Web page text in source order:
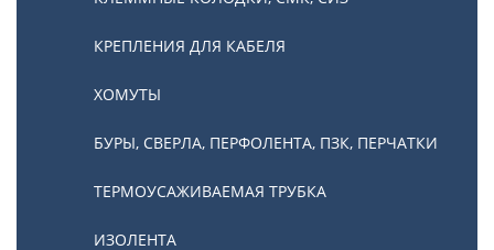
КРЕПЛЕНИЯ ДЛЯ КАБЕЛЯ
ХОМУТЫ
БУРЫ, СВЕРЛА, ПЕРФОЛЕНТА, ПЗК, ПЕРЧАТКИ
ТЕРМОУСАЖИВАЕМАЯ ТРУБКА
ИЗОЛЕНТА